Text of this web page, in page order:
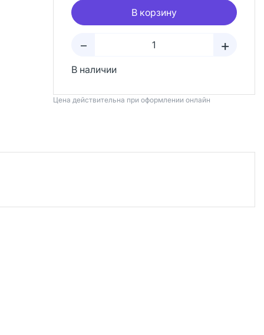
В корзину
– +
В наличии
Цена действительна при оформлении онлайн